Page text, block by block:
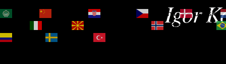
Igor
Čeština‎
Dansk
Norsk bokmål